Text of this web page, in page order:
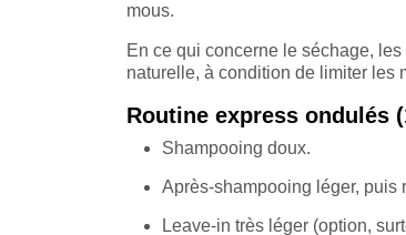
mous.
En ce qui concerne le séchage,
naturelle, à condition de limiter les
Routine express ondulés
Shampooing doux.
Après-shampooing léger, puis
Leave-in très léger (option,